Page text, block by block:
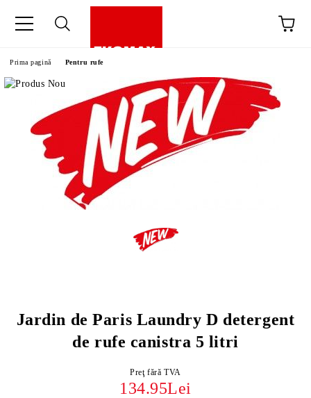
Prima pagină Pentru rufe
Jardin de Paris Laundry D detergent
de rufe canistra 5 litri
Preţ fără TVA
134.95Lei